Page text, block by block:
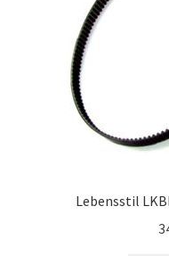
Kenyérsütő használati
Online HELP
Lebensstil